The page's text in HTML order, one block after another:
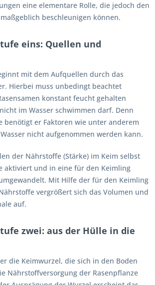
eine elementare Rolle, die jedoch den
beschleunigen können.
eins: Quellen und
mit dem Aufquellen durch das
Hierbei muss unbedingt beachtet
konstant feucht gehalten
im Wasser schwimmen darf. Denn
benötigt er Faktoren wie unter anderem
nicht aufgenommen werden kann.
der Nährstoffe (Stärke) im Keim selbst
aktiviert und in eine für den Keimling
Mit Hilfe der für den Keimling
vergrößert sich das Volumen und
auf.
zwei: aus der Hülle in die
die Keimwurzel, die sich in den Boden
Nährstoffversorgung der Rasenpflanze